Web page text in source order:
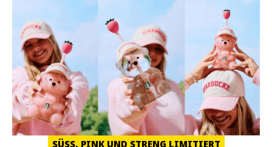
SÜSS, PINK UND STRENG LIMITIERT